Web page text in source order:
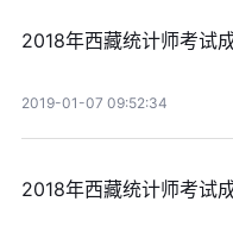
2018年西藏统计师考试
2019-01-07 09:52:34
2018年西藏统计师考试